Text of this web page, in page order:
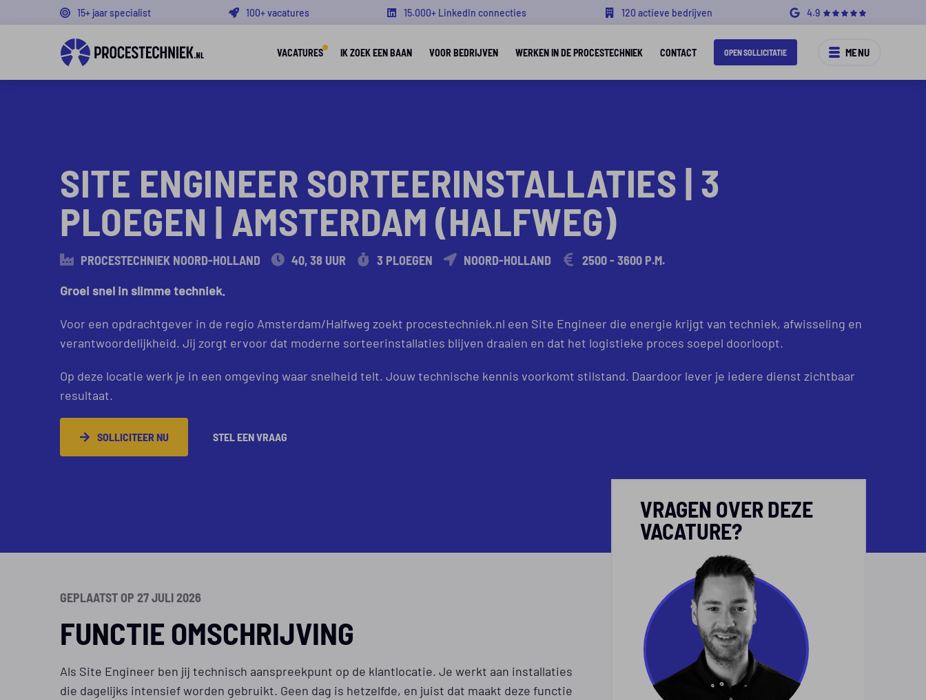
15+ jaar specialist 100+ vacatures 15.000+ LinkedIn connecties 120 actieve bedrijven 4.9
VACATURES IK ZOEK EEN BAAN VOOR BEDRIJVEN WERKEN IN DE PROCESTECHNIEK CONTACT OPEN SOLLICITATIE MENU
SITE ENGINEER SORTEERINSTALLATIES | 3
PLOEGEN | AMSTERDAM (HALFWEG)
PREMIUM VACATURE
PROCESTECHNIEK NOORD-HOLLAND 40, 38 UUR 3 PLOEGEN NOORD-HOLLAND
2500 - 3600 P.M.
Groei snel in slimme techniek.
Voor een opdrachtgever in de regio Amsterdam/Halfweg zoekt procestechniek.nl een Site Engineer die energie krijgt van techniek, afwisseling en
verantwoordelijkheid. Jij zorgt ervoor dat moderne sorteerinstallaties blijven draaien en dat het logistieke proces soepel doorloopt.
Op deze locatie werk je in een omgeving waar snelheid telt. Jouw technische kennis voorkomt stilstand. Daardoor lever je iedere dienst zichtbaar
resultaat.
SOLLICITEER NU STEL EEN VRAAG
GEPLAATST OP 27 JULI 2026
FUNCTIE OMSCHRIJVING
Als Site Engineer ben jij technisch aanspreekpunt op de klantlocatie. Je werkt aan installaties
die dagelijks intensief worden gebruikt. Geen dag is hetzelfde, en juist dat maakt deze functie
VRAGEN OVER DEZE
VACATURE?